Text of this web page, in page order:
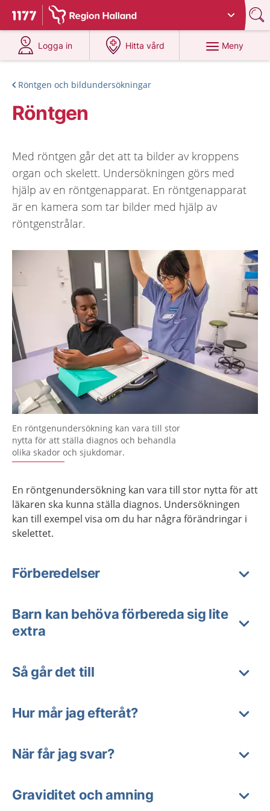
Till startsidan för 1177
Du har valt region Halland
Logga in
på 1177.se
Hitta vård
på 1177.se
Meny
Röntgen och bildundersökningar
Röntgen
Med röntgen går det att ta bilder av kroppens
organ och skelett. Undersökningen görs med
hjälp av en röntgenapparat. En röntgenapparat
är en kamera som tar bilder med hjälp av
röntgenstrålar.
En röntgenundersökning kan vara till stor
nytta för att ställa diagnos och behandla
olika skador och sjukdomar.
En röntgenundersökning kan vara till stor nytta för att
läkaren ska kunna ställa diagnos. Undersökningen
kan till exempel visa om du har några förändringar i
skelettet.
Förberedelser
Barn kan behöva förbereda sig lite
extra
Så går det till
Hur mår jag efteråt?
När får jag svar?
Graviditet och amning